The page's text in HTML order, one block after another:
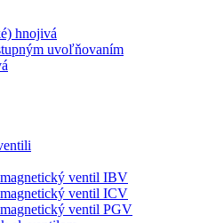
hnojivá
uvoľňovaním
ventil IBV
ventil ICV
ventil PGV